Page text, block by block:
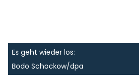
Es geht wieder los:
Bodo Schackow/dpa